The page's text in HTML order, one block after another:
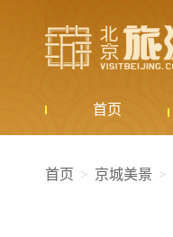
首页
首页 京城美景